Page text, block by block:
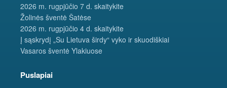
2026 m. rugpjūčio 7 d. skaitykite
Žolinės šventė Šatėse
2026 m. rugpjūčio 4 d. skaitykite
Į sąskrydį „Su Lietuva širdy“ vyko ir skuodiškiai
Vasaros šventė Ylakiuose
Puslapiai